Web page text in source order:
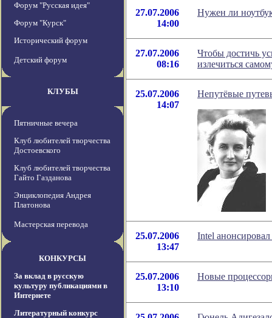
Форум "Русская идея"
Форум "Курск"
Исторический форум
Детский форум
КЛУБЫ
Пятничные вечера
Клуб любителей творчества
Достоевского
Клуб любителей творчества
Гайто Газданова
Энциклопедия Андрея
Платонова
Мастерская перевода
КОНКУРСЫ
За вклад в русскую
культуру публикациями в
Интернете
Литературный конкурс
27.07.2006
14:00
Нужен ли
27.07.2006
08:16
Чтобы достичь
излечиться
25.07.2006
14:07
Непутёвые
25.07.2006
13:47
Intel
25.07.2006
13:10
Новые